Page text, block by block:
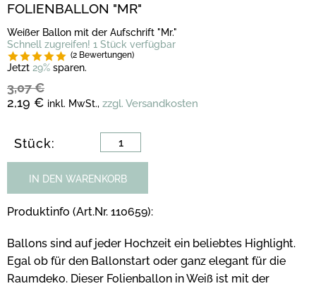
FOLIENBALLON "MR"
Weißer Ballon mit der Aufschrift "Mr."
Schnell zugreifen! 1 Stück verfügbar
(2 Bewertungen)
Jetzt 29% sparen.
3,07 €
2,19 € inkl. MwSt., zzgl. Versandkosten
Stück:
IN DEN WARENKORB
Produktinfo (Art.Nr. 110659):
Ballons sind auf jeder Hochzeit ein beliebtes Highlight.
Egal ob für den Ballonstart oder ganz elegant für die
Raumdeko. Dieser Folienballon in Weiß ist mit der